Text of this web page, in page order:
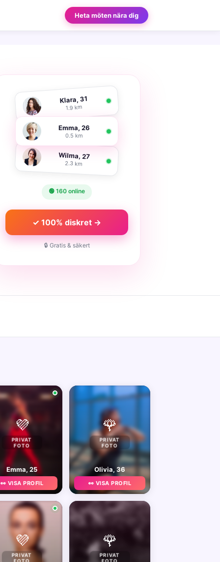
Heta möten nära dig
Klara, 31
1.9 km
Emma, 26
0.5 km
Wilma, 27
2.3 km
🟢 160 online
✓ 100% diskret →
🔒 Gratis & säkert
💜
PRIVAT
FOTO
Emma, 25
👀 VISA PROFIL
🌹
PRIVAT
FOTO
Olivia, 36
👀 VISA PROFIL
💜
PRIVAT
FOTO
🌹
PRIVAT
FOTO